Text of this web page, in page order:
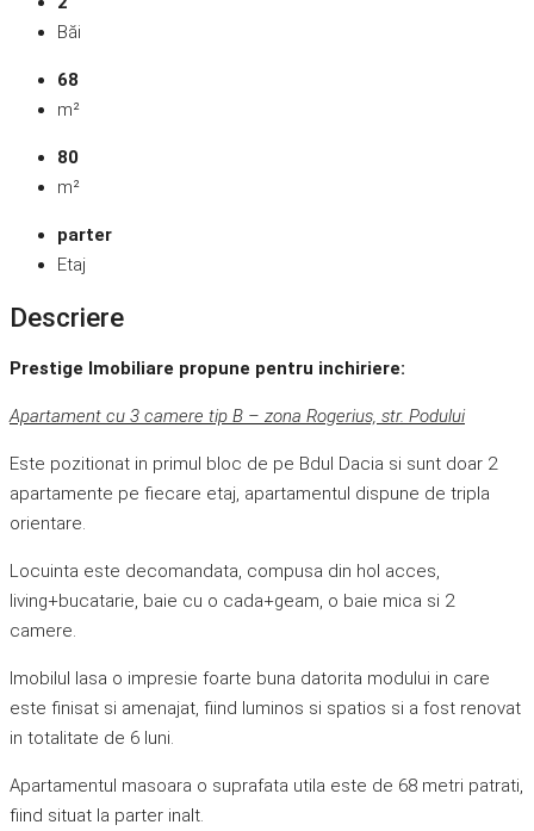
Băi
68
m²
80
m²
parter
Etaj
Descriere
Prestige Imobiliare propune pentru inchiriere:
Apartament cu 3 camere tip B – zona Rogerius, str. Podului
Este pozitionat in primul bloc de pe Bdul Dacia si sunt doar 2
apartamente pe fiecare etaj, apartamentul dispune de tripla
orientare.
Locuinta este decomandata, compusa din hol acces,
living+bucatarie, baie cu o cada+geam, o baie mica si 2
camere.
Imobilul lasa o impresie foarte buna datorita modului in care
este finisat si amenajat, fiind luminos si spatios si a fost renovat
in totalitate de 6 luni.
Apartamentul masoara o suprafata utila este de 68 metri patrati,
fiind situat la parter inalt.